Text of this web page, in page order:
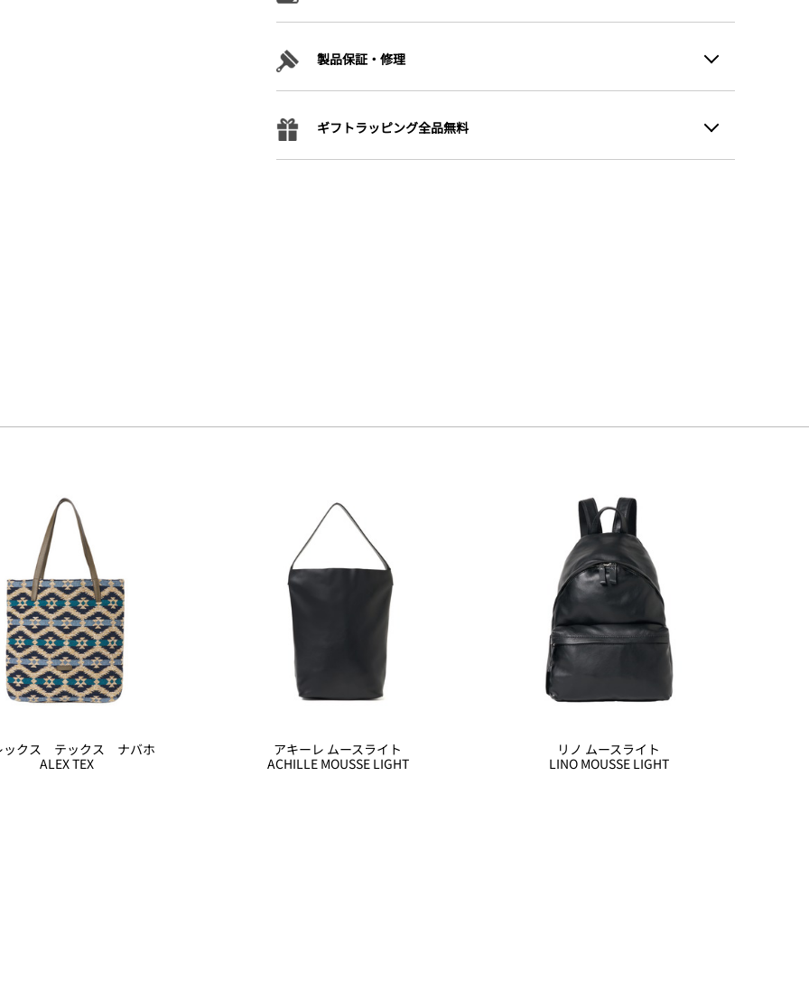
製品保証・修理
ギフトラッピング全品無料
ックス テックス ナバホ
ALEX TEX
アキーレ ムースライト
ACHILLE MOUSSE LIGHT
リノ ムースライト
LINO MOUSSE LIGHT